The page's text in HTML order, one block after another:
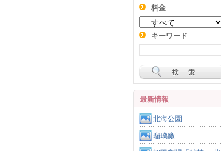
料金
キーワード
最新情報
北海公園
瑠璃廠